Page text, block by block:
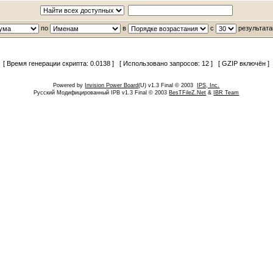
по в с
[ Время генерации скрипта: 0.0138 ] [ Использовано запросов: 12 ] [ GZIP включён ]
Powered by Invision Power Board(U) v1.3 Final © 2003
IPS, Inc.
Русский Модифицированный IPB v1.3 Final © 2003 BesTFileZ.Net & IBR Team